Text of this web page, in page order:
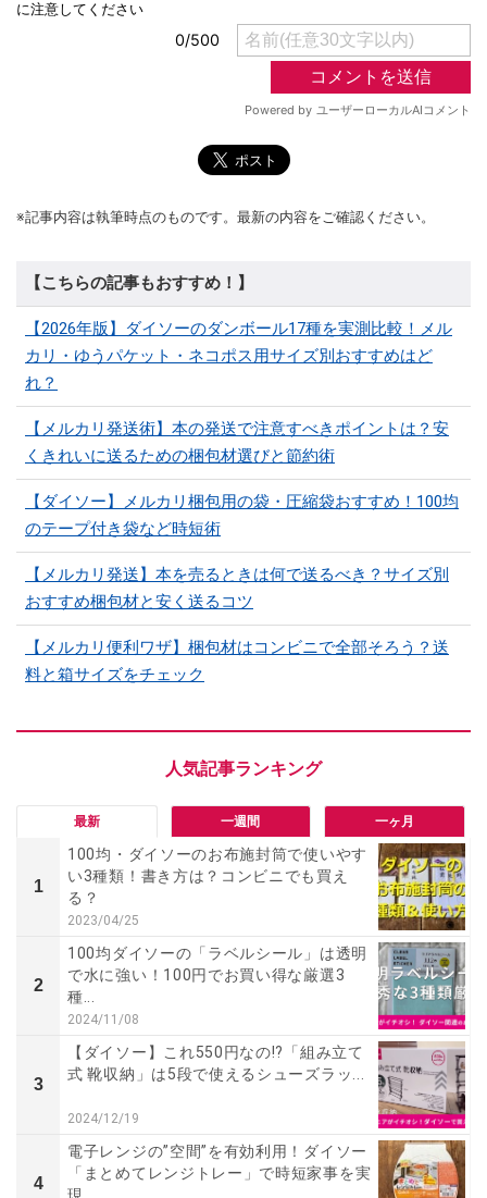
※記事内容は執筆時点のものです。最新の内容をご確認ください。
【こちらの記事もおすすめ！】
【2026年版】ダイソーのダンボール17種を実測比較！メル
カリ・ゆうパケット・ネコポス用サイズ別おすすめはど
れ？
【メルカリ発送術】本の発送で注意すべきポイントは？安
くきれいに送るための梱包材選びと節約術
【ダイソー】メルカリ梱包用の袋・圧縮袋おすすめ！100均
のテープ付き袋など時短術
【メルカリ発送】本を売るときは何で送るべき？サイズ別
おすすめ梱包材と安く送るコツ
【メルカリ便利ワザ】梱包材はコンビニで全部そろう？送
料と箱サイズをチェック
最新 一週間 一ヶ月
1
100均・ダイソーのお布施封筒で使いやす
い3種類！書き方は？コンビニでも買え
る？
2023/04/25
2
100均ダイソーの「ラベルシール」は透明
で水に強い！100円でお買い得な厳選3
種...
2024/11/08
3
【ダイソー】これ550円なの!?「組み立て
式 靴収納」は5段で使えるシューズラッ...
2024/12/19
4
電子レンジの”空間”を有効利用！ダイソー
「まとめてレンジトレー」で時短家事を実